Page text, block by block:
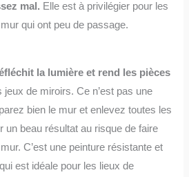
mal. Elle est à privilégier pour les
qui ont peu de passage.
la lumière et rend les pièces
jeux de miroirs. Ce n’est pas une
bien le mur et enlevez toutes les
un beau résultat au risque de faire
C’est une peinture résistante et
qui est idéale pour les lieux de